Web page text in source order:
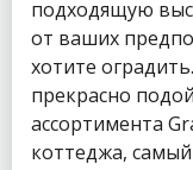
подходящую
от ваших
хотите
прекрасно
ассортимента
коттеджа,